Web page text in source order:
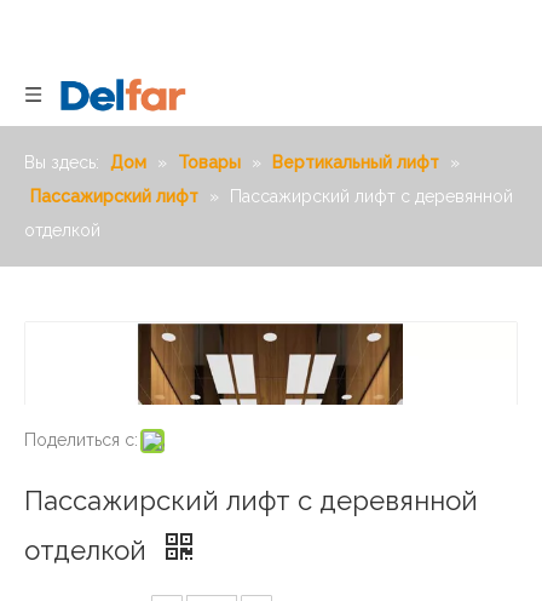
Вы здесь: Дом » Товары » Вертикальный лифт
»
Пассажирский лифт
»
Пассажирский лифт с деревянной
отделкой
Поделиться с:
Пассажирский лифт с деревянной
отделкой